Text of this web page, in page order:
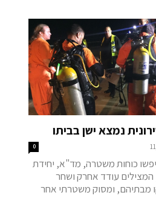
נמצא ישן בביתו
0
כוחות משטרה, מד"א, יחידת
עודד אחרק ושחר
מבתיהם, ומסוק משטרתי אחר